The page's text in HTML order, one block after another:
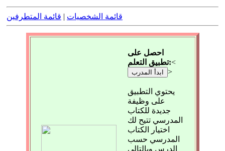
قائمة الشخصيات | قائمة المتطرفين
احصل على
تطبيق التعلم:<
ابدأ المدرب >
يحتوي التطبيق
على وظيفة
جديدة للكتاب
المدرسي تتيح لك
اختيار الكتاب
المدرسي حسب
الدرس وبالتالي